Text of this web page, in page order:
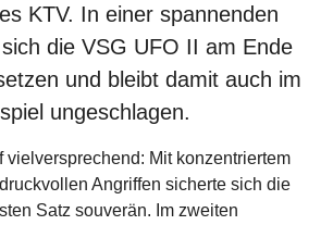
KTV. In einer spannenden
die VSG UFO II am Ende
und bleibt damit auch im
ungeschlagen.
vielversprechend: Mit konzentriertem
Angriffen sicherte sich die
Satz souverän. Im zweiten